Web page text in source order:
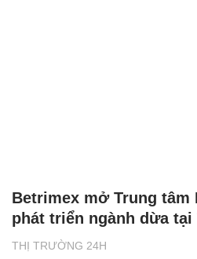
THỊ TRƯỜNG 24H
Betrimex mở Trung tâm
phát triển ngành dừa tại